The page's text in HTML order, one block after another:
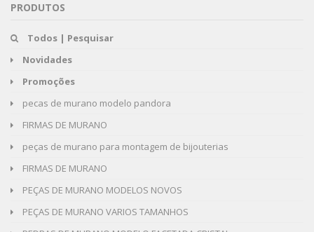
PRODUTOS
Todos | Pesquisar
Novidades
Promoções
pecas de murano modelo pandora
FIRMAS DE MURANO
peças de murano para montagem de bijouterias
FIRMAS DE MURANO
PEÇAS DE MURANO MODELOS NOVOS
PEÇAS DE MURANO VARIOS TAMANHOS